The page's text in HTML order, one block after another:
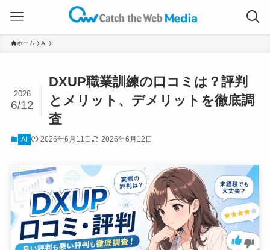
ホーム AI
DXUP職業訓練の口コミは？評判
とメリット、デメリットを徹底調
査
2026
6/12
AI 2026年6月11日 2026年6月12日